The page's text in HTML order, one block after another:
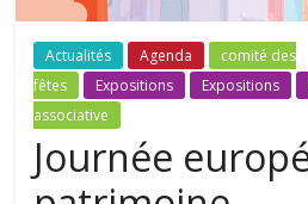
Actualités Agenda
comité des
fêtes
Expositions Expositions
associative
Journée